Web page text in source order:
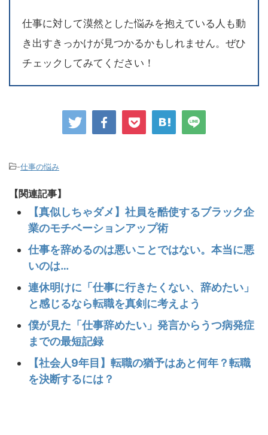
仕事に対して漠然とした悩みを抱えている人も動
き出すきっかけが見つかるかもしれません。ぜひ
チェックしてみてください！
-仕事の悩み
【関連記事】
【真似しちゃダメ】社員を酷使するブラック企
業のモチベーションアップ術
仕事を辞めるのは悪いことではない。本当に悪
いのは…
連休明けに「仕事に行きたくない、辞めたい」
と感じるなら転職を真剣に考えよう
僕が見た「仕事辞めたい」発言からうつ病発症
までの最短記録
【社会人9年目】転職の猶予はあと何年？転職
を決断するには？